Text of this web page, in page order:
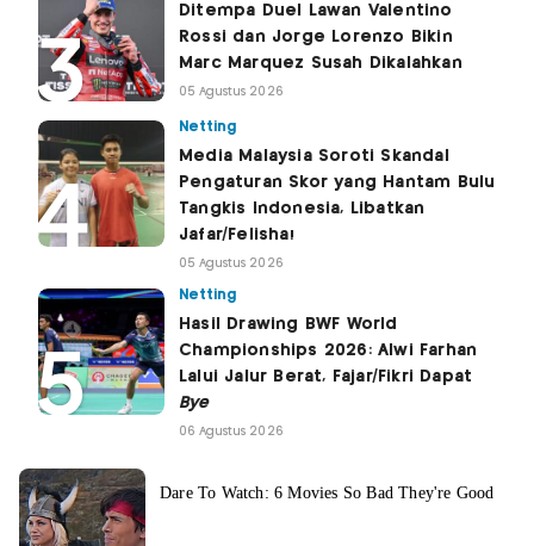
Ditempa Duel Lawan Valentino
Rossi dan Jorge Lorenzo Bikin
Marc Marquez Susah Dikalahkan
05 Agustus 2026
Netting
Media Malaysia Soroti Skandal
Pengaturan Skor yang Hantam Bulu
Tangkis Indonesia, Libatkan
Jafar/Felisha!
05 Agustus 2026
Netting
Hasil Drawing BWF World
Championships 2026: Alwi Farhan
Lalui Jalur Berat, Fajar/Fikri Dapat
Bye
06 Agustus 2026